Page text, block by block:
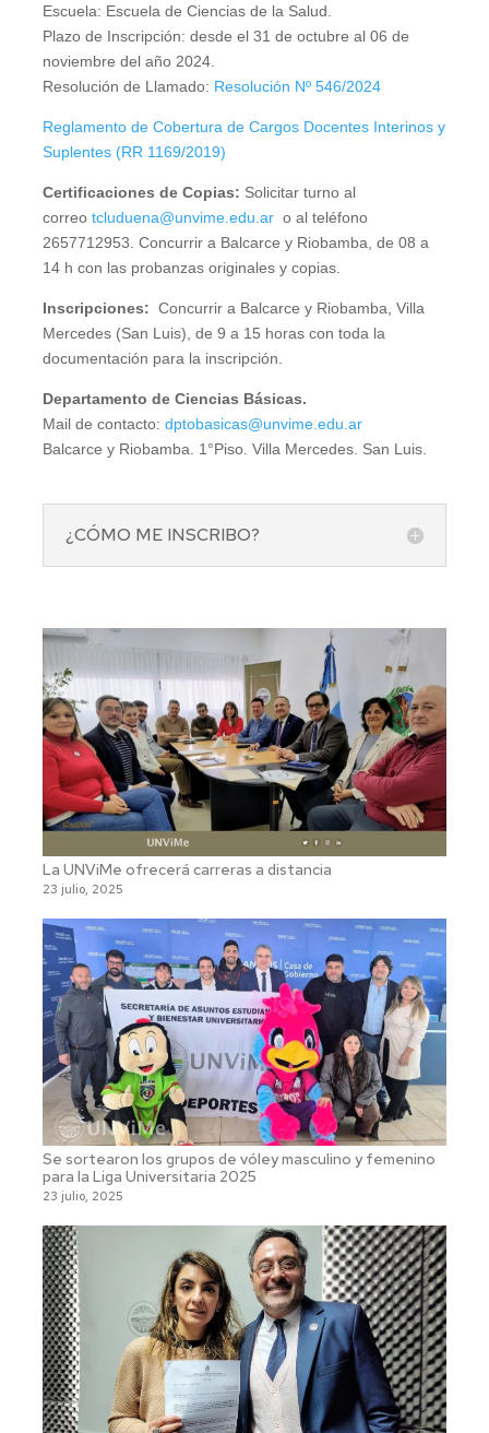
Escuela: Escuela de Ciencias de la Salud.
Plazo de Inscripción: desde el 31 de octubre al 06 de
noviembre del año 2024.
Resolución de Llamado: Resolución Nº 546/2024
Reglamento de Cobertura de Cargos Docentes Interinos y
Suplentes (RR 1169/2019)
Certificaciones de Copias: Solicitar turno al
correo tcluduena@unvime.edu.aro al teléfono
2657712953. Concurrir a Balcarce y Riobamba, de 08 a
14 h con las probanzas originales y copias.
Inscripciones: Concurrir a Balcarce y Riobamba, Villa
Mercedes (San Luis), de 9 a 15 horas con toda la
documentación para la inscripción.
Departamento de Ciencias Básicas.
Mail de contacto: dptobasicas@unvime.edu.ar
Balcarce y Riobamba. 1°Piso. Villa Mercedes. San Luis.
¿CÓMO ME INSCRIBO?
La UNViMe ofrecerá carreras a distancia
23 julio, 2025
Se sortearon los grupos de vóley masculino y femenino
para la Liga Universitaria 2025
23 julio, 2025